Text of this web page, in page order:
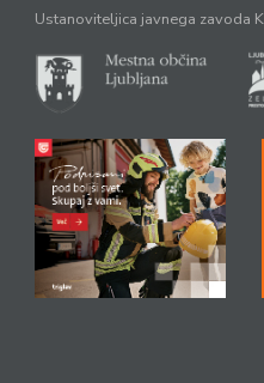
Ustanoviteljica javnega zavoda